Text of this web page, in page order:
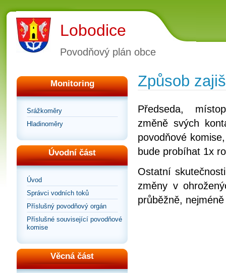
Lobodice
Povodňový plán obce
Monitoring
Srážkoměry
Hladinoměry
Úvodní část
Úvod
Správci vodních toků
Příslušný povodňový orgán
Příslušné související povodňové
komise
Věcná část
Způsob
Předseda,
změně svých
povodňové
bude probíhat 1x
Ostatní
změny v
průběžně,